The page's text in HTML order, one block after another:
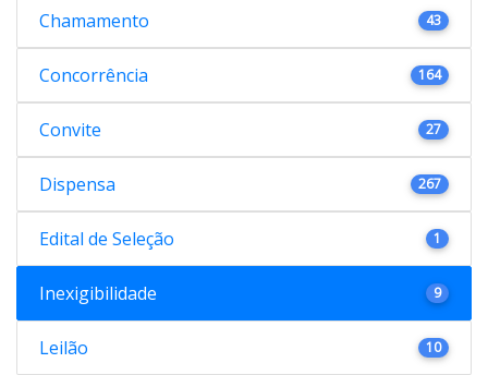
Chamamento 43
Concorrência 164
Convite 27
Dispensa 267
Edital de Seleção 1
Inexigibilidade 9
Leilão 10